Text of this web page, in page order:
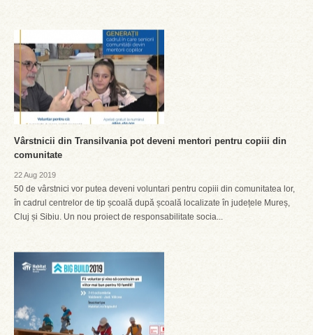
Vârstnicii din Transilvania pot deveni mentori pentru copiii din
comunitate
22 Aug 2019
50 de vârstnici vor putea deveni voluntari pentru copiii din comunitatea lor,
în cadrul centrelor de tip școală după școală localizate în județele Mureș,
Cluj și Sibiu. Un nou proiect de responsabilitate socia...